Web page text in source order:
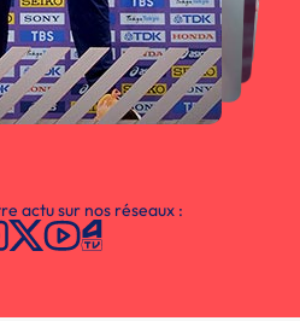
actu sur nos réseaux :